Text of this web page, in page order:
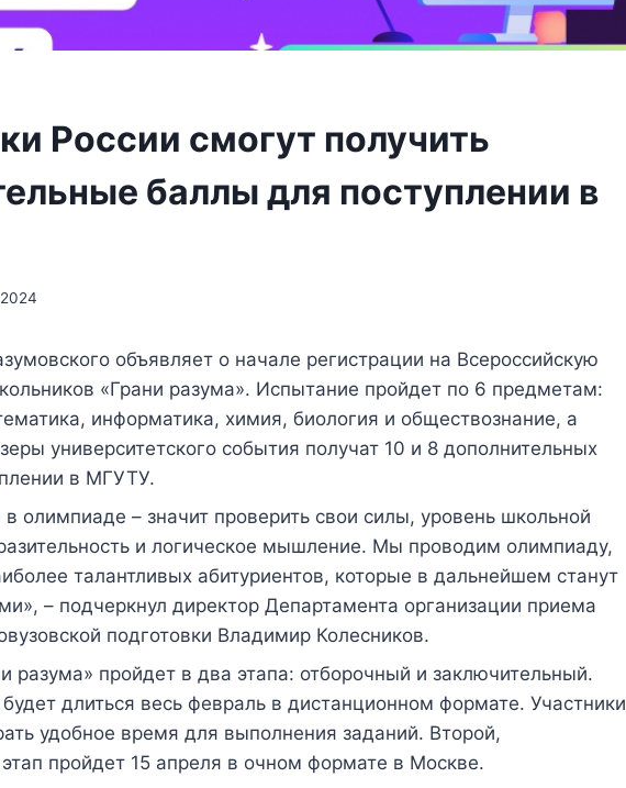
России смогут получить
баллы для поступлении в
объявляет о начале регистрации на Всероссийскую
«Грани разума». Испытание пройдет по 6 предметам:
информатика, химия, биология и обществознание, а
университетского события получат 10 и 8 дополнительных
в МГУТУ.
в олимпиаде – значит проверить свои силы, уровень школьной
и логическое мышление. Мы проводим олимпиаду,
талантливых абитуриентов, которые в дальнейшем станут
– подчеркнул директор Департамента организации приема
подготовки Владимир Колесников.
разума» пройдет в два этапа: отборочный и заключительный.
длиться весь февраль в дистанционном формате. Участники
удобное время для выполнения заданий. Второй,
пройдет 15 апреля в очном формате в Москве.